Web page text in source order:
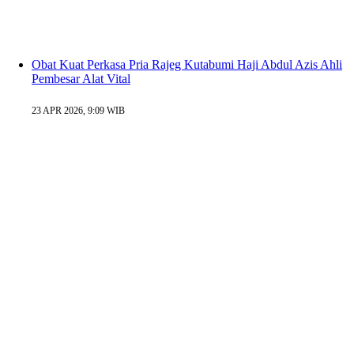
Obat Kuat Perkasa Pria Rajeg Kutabumi Haji Abdul Azis Ahli
Pembesar Alat Vital
23 APR 2026, 9:09 WIB